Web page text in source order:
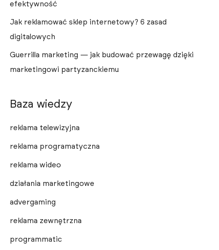
efektywność
Jak reklamować sklep internetowy? 6 zasad
digitalowych
Guerrilla marketing — jak budować przewagę dzięki
marketingowi partyzanckiemu
Baza wiedzy
reklama telewizyjna
reklama programatyczna
reklama wideo
działania marketingowe
advergaming
reklama zewnętrzna
programmatic